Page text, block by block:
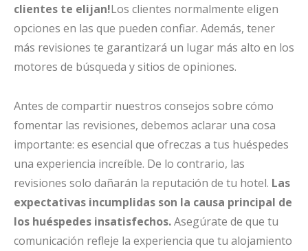
clientes te elijan!Los clientes normalmente eligen
opciones en las que pueden confiar. Además, tener
más revisiones te garantizará un lugar más alto en los
motores de búsqueda y sitios de opiniones.
Antes de compartir nuestros consejos sobre cómo
fomentar las revisiones, debemos aclarar una cosa
importante: es esencial que ofreczas a tus huéspedes
una experiencia increíble. De lo contrario, las
revisiones solo dañarán la reputación de tu hotel. Las
expectativas incumplidas son la causa principal de
los huéspedes insatisfechos.Asegúrate de que tu
comunicación refleje la experiencia que tu alojamiento